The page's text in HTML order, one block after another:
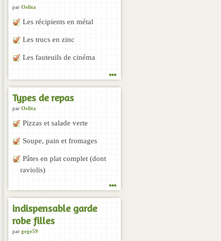
par Oelita
Les récipients en métal
Les trucs en zinc
Les fauteuils de cinéma
...
Types de repas
par Oelita
Pizzas et salade verte
Soupe, pain et fromages
Pâtes en plat complet (dont
raviolis)
...
indispensable garde
robe filles
par gege59